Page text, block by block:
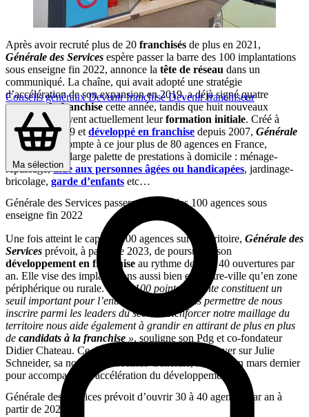
Conseils générauxDevenir franchiséDevenir franchiseur
Ma sélection
Après avoir recruté plus de 20 franchisés de plus en 2021,
Générale des Services espère passer la barre des 100 implantations
sous enseigne fin 2022, annonce la tête de réseau dans un
communiqué. La chaîne, qui avait adopté une stratégie
d’accélération de son expansion en 2019, a déjà signé quatre
contrats de franchise cette année, tandis que huit nouveaux
partenaires suivent actuellement leurformation initiale. Créé à
Angers en 1999 et développé en franchise depuis 2007, Générale
des Services
compte à ce jour plus de 80 agences en France,
proposant une large palette de prestations à domicile : ménage-
repassage,aide aux personnes âgées ou handicapées, jardinage-
bricolage, garde d’enfants etc…
Générale des Services passera la barre des 100 agences sous
enseigne fin 2022
Une fois atteint le cap des 100 agences sur le territoire, Générale des
Services prévoit, à partir de 2023, de poursuivre son
développement en franchise au rythme de 30 à 40 ouvertures par
an. Elle vise des implantations aussi bien en centre-ville qu’en zone
périphérique ou rurale.« Ces 100 points de vente constituent un
seuil important pour l’entreprise et vont nous permettre de nous
inscrire parmi les leaders du secteur. Renforcer notre maillage du
territoire nous aide également à grandir en attirant de plus en plus
de candidats à la franchise », souligne son Pdg et co-fondateur
Didier Chateau. Ce dernier peut désormais s’appuyer sur Julie
Schneider, sa nouvelle Directrice Générale, recrutée en mars dernier
pour accompagner l’accélération du développement.
Générale des Services prévoit d’ouvrir 30 à 40 agences par an à
partir de 2023